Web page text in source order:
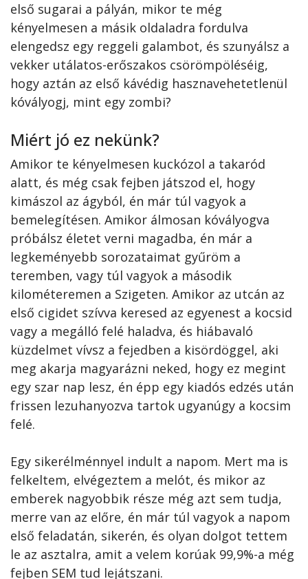
első sugarai a pályán, mikor te még
kényelmesen a másik oldaladra fordulva
elengedsz egy reggeli galambot, és szunyálsz a
vekker utálatos-erőszakos csörömpöléséig,
hogy aztán az első kávédig hasznavehetetlenül
kóvályogj, mint egy zombi?
Miért jó ez nekünk?
Amikor te kényelmesen kuckózol a takaród
alatt, és még csak fejben játszod el, hogy
kimászol az ágyból, én már túl vagyok a
bemelegítésen. Amikor álmosan kóvályogva
próbálsz életet verni magadba, én már a
legkeményebb sorozataimat gyűröm a
teremben, vagy túl vagyok a második
kilométeremen a Szigeten. Amikor az utcán az
első cigidet szívva keresed az egyenest a kocsid
vagy a megálló felé haladva, és hiábavaló
küzdelmet vívsz a fejedben a kisördöggel, aki
meg akarja magyarázni neked, hogy ez megint
egy szar nap lesz, én épp egy kiadós edzés után
frissen lezuhanyozva tartok ugyanúgy a kocsim
felé.
Egy sikerélménnyel indult a napom. Mert ma is
felkeltem, elvégeztem a melót, és mikor az
emberek nagyobbik része még azt sem tudja,
merre van az előre, én már túl vagyok a napom
első feladatán, sikerén, és olyan dolgot tettem
le az asztalra, amit a velem korúak 99,9%-a még
fejben SEM tud lejátszani.